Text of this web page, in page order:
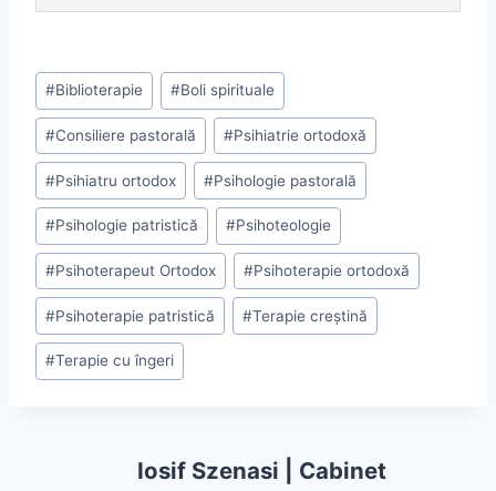
Post
Tags:
#Biblioterapie #Boli spirituale
#Consiliere pastorală #Psihiatrie ortodoxă
#Psihiatru ortodox #Psihologie pastorală
#Psihologie patristică #Psihoteologie
#Psihoterapeut Ortodox #Psihoterapie ortodoxă
#Psihoterapie patristică #Terapie creștină
#Terapie cu îngeri
Iosif Szenasi | Cabinet